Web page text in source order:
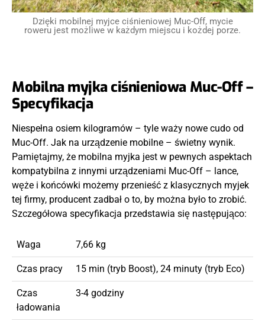
Dzięki mobilnej myjce ciśnieniowej Muc-Off, mycie
roweru jest możliwe w każdym miejscu i kożdej porze.
Mobilna myjka ciśnieniowa Muc-Off –
Specyfikacja
Niespełna osiem kilogramów – tyle waży nowe cudo od
Muc-Off. Jak na urządzenie mobilne – świetny wynik.
Pamiętajmy, że mobilna myjka jest w pewnych aspektach
kompatybilna z innymi urządzeniami Muc-Off – lance,
węże i końcówki możemy przenieść z klasycznych myjek
tej firmy, producent zadbał o to, by można było to zrobić.
Szczegółowa specyfikacja przedstawia się następująco:
Waga 7,66 kg
Czas pracy 15 min (tryb Boost), 24 minuty (tryb Eco)
Czas
ładowania
3-4 godziny